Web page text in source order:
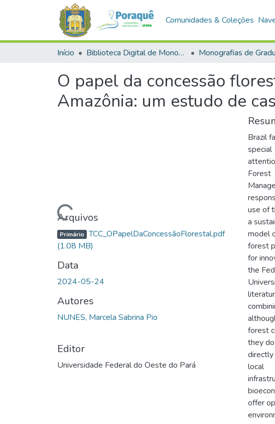
Comunidades & Coleções
Início Biblioteca Digital de Monografias (BDM) Monografias de
O papel da concessão
Amazônia: um estudo de
Carregando...
Arquivos
Primário TCC_OPapelDaConcessãoFlorestal.pdf
(1.08 MB)
Data
2024-05-24
Autores
NUNES, Marcela Sabrina Pio
Editor
Universidade Federal do Oeste do Pará
Brazil
special
Forest
use of
a
model
forest
for
the
forest
they
local
offer